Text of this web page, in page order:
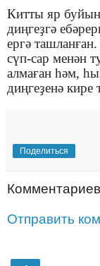
Китты яр
диңгеҙгә
ергә
сүп-сар менән
алмаған һәм,
диңгеҙенә кире
Поделиться
Отправить